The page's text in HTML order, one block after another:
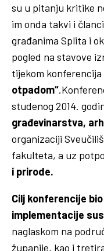
su u pitanju kritike
im onda takvi i
građanima Splita i
pogled na stavove
tijekom konferencija
otpadom“
studenog 2014.
građevinarstva,
organizaciji
fakulteta, a uz
i prirode.
Cilj konferencije
implementacije
naglaskom na
županije, kao i